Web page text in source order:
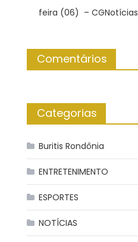
feira (06) – CGNotícias
Comentários
Categorias
Buritis Rondônia
ENTRETENIMENTO
ESPORTES
NOTÍCIAS